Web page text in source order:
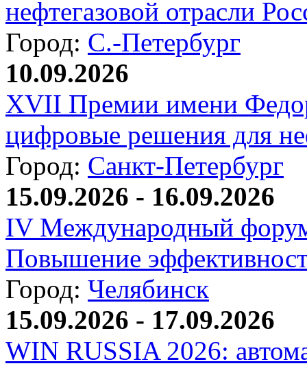
нефтегазовой отрасли
Город: С.-Петербург
10.09.2026
XVII Премии имени
цифровые решения для
Город: Санкт-Петербург
15.09.2026 - 16.09.2026
IV Международный
Повышение
Город: Челябинск
15.09.2026 - 17.09.2026
WIN RUSSIA 2026: